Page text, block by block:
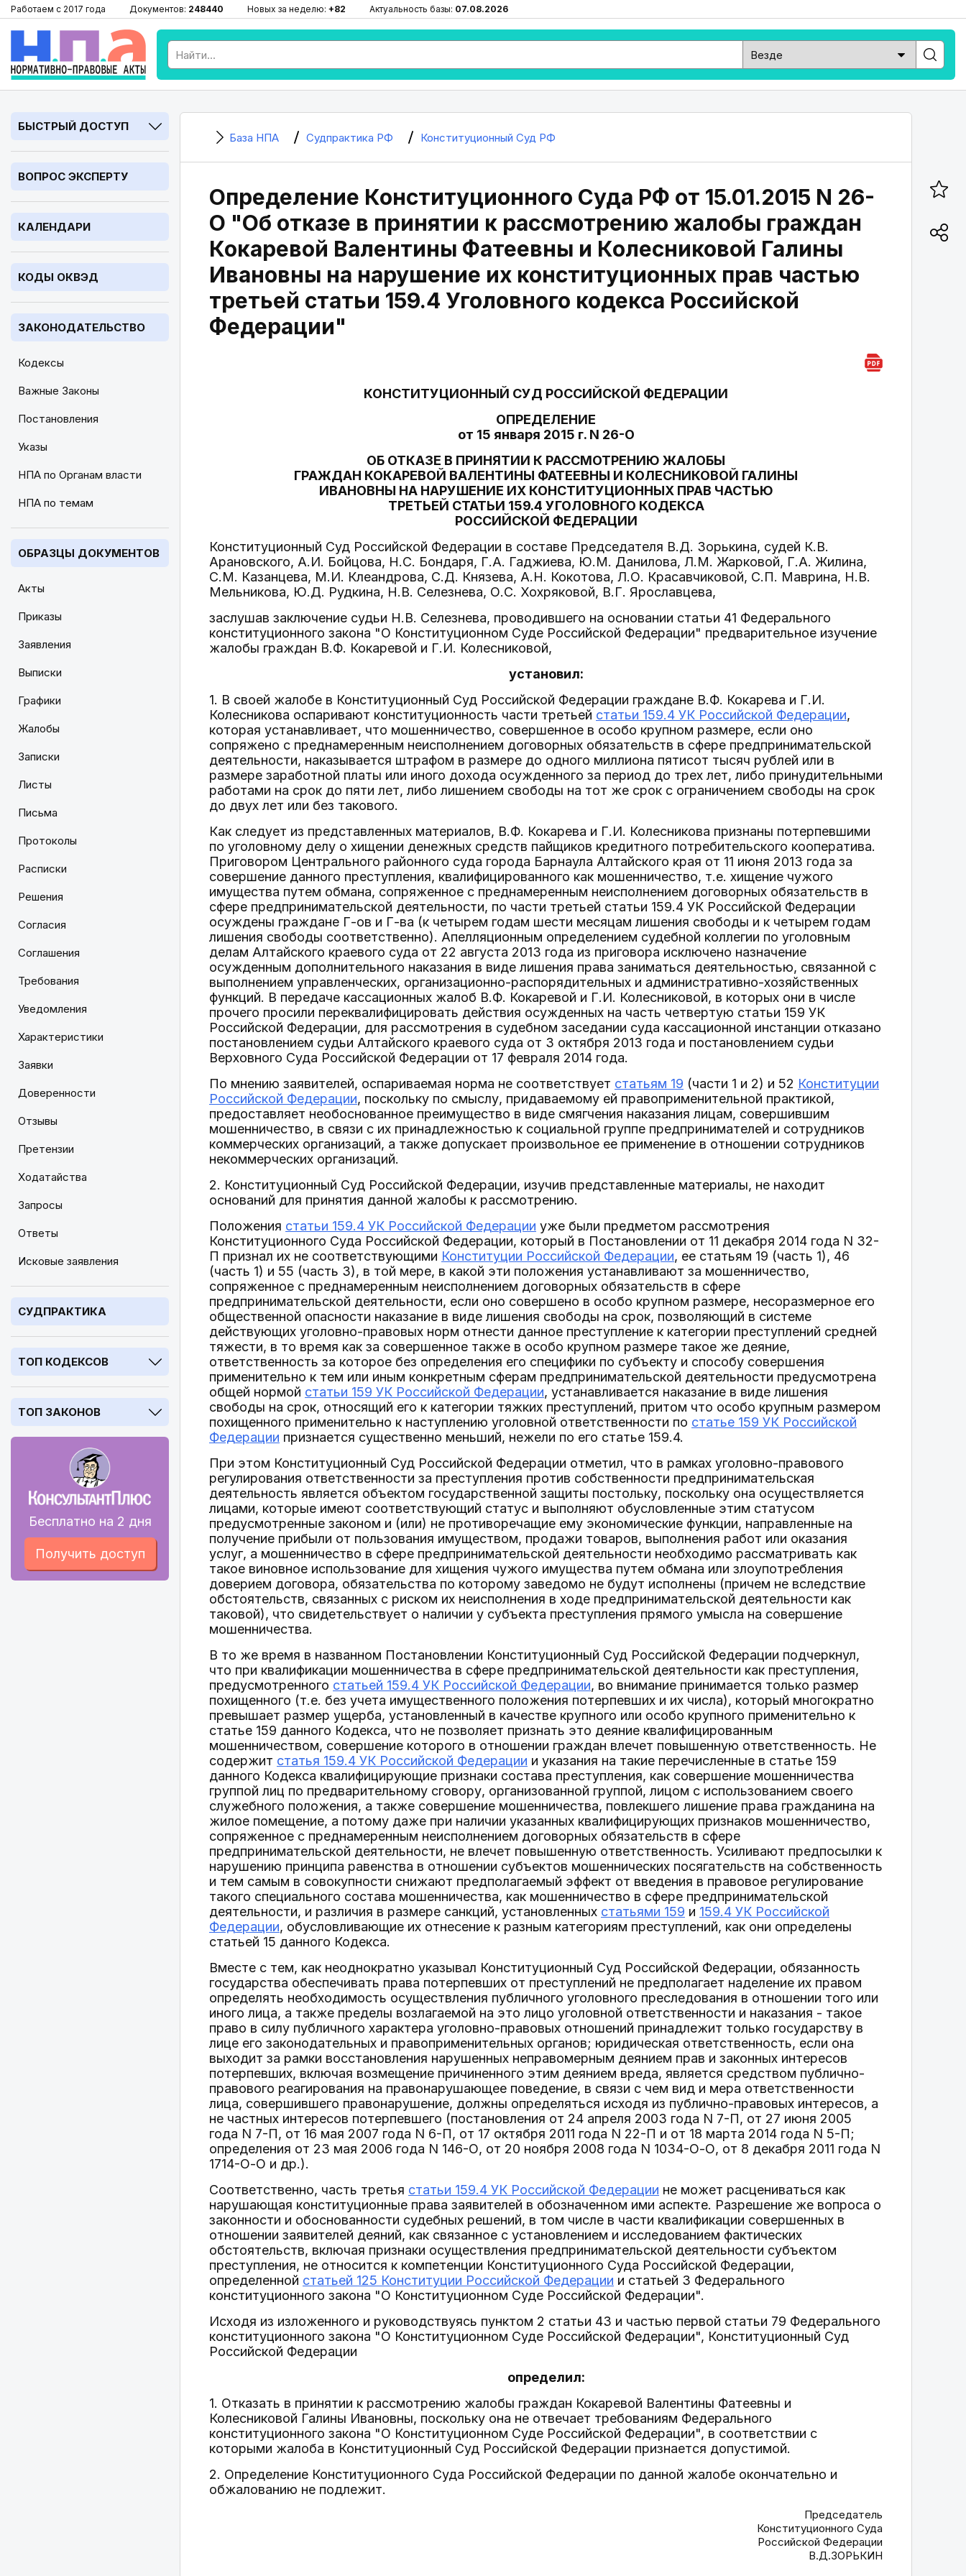
Работаем с 2017 года Документов: 248440 Новых за неделю: +82 Актуальность базы: 07.08.2026
БЫСТРЫЙ ДОСТУП
ВОПРОС ЭКСПЕРТУ
КАЛЕНДАРИ
КОДЫ ОКВЭД
ЗАКОНОДАТЕЛЬСТВО
Кодексы
Важные Законы
Постановления
Указы
НПА по Органам власти
НПА по темам
ОБРАЗЦЫ ДОКУМЕНТОВ
Акты
Приказы
Заявления
Выписки
Графики
Жалобы
Записки
Листы
Письма
Протоколы
Расписки
Решения
Согласия
Соглашения
Требования
Уведомления
Характеристики
Заявки
Доверенности
Отзывы
Претензии
Ходатайства
Запросы
Ответы
Исковые заявления
СУДПРАКТИКА
ТОП КОДЕКСОВ
ТОП ЗАКОНОВ
Бесплатно на 2 дня
Получить доступ
База НПА Судпрактика РФ Конституционный Суд РФ
Определение Конституционного Суда РФ от 15.01.2015 N 26-
О "Об отказе в принятии к рассмотрению жалобы граждан
Кокаревой Валентины Фатеевны и Колесниковой Галины
Ивановны на нарушение их конституционных прав частью
третьей статьи 159.4 Уголовного кодекса Российской
Федерации"
КОНСТИТУЦИОННЫЙ СУД РОССИЙСКОЙ ФЕДЕРАЦИИ
ОПРЕДЕЛЕНИЕ
от 15 января 2015 г. N 26-О
ОБ ОТКАЗЕ В ПРИНЯТИИ К РАССМОТРЕНИЮ ЖАЛОБЫ
ГРАЖДАН КОКАРЕВОЙ ВАЛЕНТИНЫ ФАТЕЕВНЫ И КОЛЕСНИКОВОЙ ГАЛИНЫ
ИВАНОВНЫ НА НАРУШЕНИЕ ИХ КОНСТИТУЦИОННЫХ ПРАВ ЧАСТЬЮ
ТРЕТЬЕЙ СТАТЬИ 159.4 УГОЛОВНОГО КОДЕКСА
РОССИЙСКОЙ ФЕДЕРАЦИИ
Конституционный Суд Российской Федерации в составе Председателя В.Д. Зорькина, судей К.В.
Арановского, А.И. Бойцова, Н.С. Бондаря, Г.А. Гаджиева, Ю.М. Данилова, Л.М. Жарковой, Г.А. Жилина,
С.М. Казанцева, М.И. Клеандрова, С.Д. Князева, А.Н. Кокотова, Л.О. Красавчиковой, С.П. Маврина, Н.В.
Мельникова, Ю.Д. Рудкина, Н.В. Селезнева, О.С. Хохряковой, В.Г. Ярославцева,
заслушав заключение судьи Н.В. Селезнева, проводившего на основании статьи 41 Федерального
конституционного закона "О Конституционном Суде Российской Федерации" предварительное изучение
жалобы граждан В.Ф. Кокаревой и Г.И. Колесниковой,
установил:
1. В своей жалобе в Конституционный Суд Российской Федерации граждане В.Ф. Кокарева и Г.И.
Колесникова оспаривают конституционность части третьей статьи 159.4 УК Российской Федерации,
которая устанавливает, что мошенничество, совершенное в особо крупном размере, если оно
сопряжено с преднамеренным неисполнением договорных обязательств в сфере предпринимательской
деятельности, наказывается штрафом в размере до одного миллиона пятисот тысяч рублей или в
размере заработной платы или иного дохода осужденного за период до трех лет, либо принудительными
работами на срок до пяти лет, либо лишением свободы на тот же срок с ограничением свободы на срок
до двух лет или без такового.
Как следует из представленных материалов, В.Ф. Кокарева и Г.И. Колесникова признаны потерпевшими
по уголовному делу о хищении денежных средств пайщиков кредитного потребительского кооператива.
Приговором Центрального районного суда города Барнаула Алтайского края от 11 июня 2013 года за
совершение данного преступления, квалифицированного как мошенничество, т.е. хищение чужого
имущества путем обмана, сопряженное с преднамеренным неисполнением договорных обязательств в
сфере предпринимательской деятельности, по части третьей статьи 159.4 УК Российской Федерации
осуждены граждане Г-ов и Г-ва (к четырем годам шести месяцам лишения свободы и к четырем годам
лишения свободы соответственно). Апелляционным определением судебной коллегии по уголовным
делам Алтайского краевого суда от 22 августа 2013 года из приговора исключено назначение
осужденным дополнительного наказания в виде лишения права заниматься деятельностью, связанной с
выполнением управленческих, организационно-распорядительных и административно-хозяйственных
функций. В передаче кассационных жалоб В.Ф. Кокаревой и Г.И. Колесниковой, в которых они в числе
прочего просили переквалифицировать действия осужденных на часть четвертую статьи 159 УК
Российской Федерации, для рассмотрения в судебном заседании суда кассационной инстанции отказано
постановлением судьи Алтайского краевого суда от 3 октября 2013 года и постановлением судьи
Верховного Суда Российской Федерации от 17 февраля 2014 года.
По мнению заявителей, оспариваемая норма не соответствует статьям 19 (части 1 и 2) и 52 Конституции
Российской Федерации, поскольку по смыслу, придаваемому ей правоприменительной практикой,
предоставляет необоснованное преимущество в виде смягчения наказания лицам, совершившим
мошенничество, в связи с их принадлежностью к социальной группе предпринимателей и сотрудников
коммерческих организаций, а также допускает произвольное ее применение в отношении сотрудников
некоммерческих организаций.
2. Конституционный Суд Российской Федерации, изучив представленные материалы, не находит
оснований для принятия данной жалобы к рассмотрению.
Положения статьи 159.4 УК Российской Федерации уже были предметом рассмотрения
Конституционного Суда Российской Федерации, который в Постановлении от 11 декабря 2014 года N 32-
П признал их не соответствующими Конституции Российской Федерации, ее статьям 19 (часть 1), 46
(часть 1) и 55 (часть 3), в той мере, в какой эти положения устанавливают за мошенничество,
сопряженное с преднамеренным неисполнением договорных обязательств в сфере
предпринимательской деятельности, если оно совершено в особо крупном размере, несоразмерное его
общественной опасности наказание в виде лишения свободы на срок, позволяющий в системе
действующих уголовно-правовых норм отнести данное преступление к категории преступлений средней
тяжести, в то время как за совершенное также в особо крупном размере такое же деяние,
ответственность за которое без определения его специфики по субъекту и способу совершения
применительно к тем или иным конкретным сферам предпринимательской деятельности предусмотрена
общей нормой статьи 159 УК Российской Федерации, устанавливается наказание в виде лишения
свободы на срок, относящий его к категории тяжких преступлений, притом что особо крупным размером
похищенного применительно к наступлению уголовной ответственности по статье 159 УК Российской
Федерации признается существенно меньший, нежели по его статье 159.4.
При этом Конституционный Суд Российской Федерации отметил, что в рамках уголовно-правового
регулирования ответственности за преступления против собственности предпринимательская
деятельность является объектом государственной защиты постольку, поскольку она осуществляется
лицами, которые имеют соответствующий статус и выполняют обусловленные этим статусом
предусмотренные законом и (или) не противоречащие ему экономические функции, направленные на
получение прибыли от пользования имуществом, продажи товаров, выполнения работ или оказания
услуг, а мошенничество в сфере предпринимательской деятельности необходимо рассматривать как
такое виновное использование для хищения чужого имущества путем обмана или злоупотребления
доверием договора, обязательства по которому заведомо не будут исполнены (причем не вследствие
обстоятельств, связанных с риском их неисполнения в ходе предпринимательской деятельности как
таковой), что свидетельствует о наличии у субъекта преступления прямого умысла на совершение
мошенничества.
В то же время в названном Постановлении Конституционный Суд Российской Федерации подчеркнул,
что при квалификации мошенничества в сфере предпринимательской деятельности как преступления,
предусмотренного статьей 159.4 УК Российской Федерации, во внимание принимается только размер
похищенного (т.е. без учета имущественного положения потерпевших и их числа), который многократно
превышает размер ущерба, установленный в качестве крупного или особо крупного применительно к
статье 159 данного Кодекса, что не позволяет признать это деяние квалифицированным
мошенничеством, совершение которого в отношении граждан влечет повышенную ответственность. Не
содержит статья 159.4 УК Российской Федерации и указания на такие перечисленные в статье 159
данного Кодекса квалифицирующие признаки состава преступления, как совершение мошенничества
группой лиц по предварительному сговору, организованной группой, лицом с использованием своего
служебного положения, а также совершение мошенничества, повлекшего лишение права гражданина на
жилое помещение, а потому даже при наличии указанных квалифицирующих признаков мошенничество,
сопряженное с преднамеренным неисполнением договорных обязательств в сфере
предпринимательской деятельности, не влечет повышенную ответственность. Усиливают предпосылки к
нарушению принципа равенства в отношении субъектов мошеннических посягательств на собственность
и тем самым в совокупности снижают предполагаемый эффект от введения в правовое регулирование
такого специального состава мошенничества, как мошенничество в сфере предпринимательской
деятельности, и различия в размере санкций, установленных статьями 159 и 159.4 УК Российской
Федерации, обусловливающие их отнесение к разным категориям преступлений, как они определены
статьей 15 данного Кодекса.
Вместе с тем, как неоднократно указывал Конституционный Суд Российской Федерации, обязанность
государства обеспечивать права потерпевших от преступлений не предполагает наделение их правом
определять необходимость осуществления публичного уголовного преследования в отношении того или
иного лица, а также пределы возлагаемой на это лицо уголовной ответственности и наказания - такое
право в силу публичного характера уголовно-правовых отношений принадлежит только государству в
лице его законодательных и правоприменительных органов; юридическая ответственность, если она
выходит за рамки восстановления нарушенных неправомерным деянием прав и законных интересов
потерпевших, включая возмещение причиненного этим деянием вреда, является средством публично-
правового реагирования на правонарушающее поведение, в связи с чем вид и мера ответственности
лица, совершившего правонарушение, должны определяться исходя из публично-правовых интересов, а
не частных интересов потерпевшего (постановления от 24 апреля 2003 года N 7-П, от 27 июня 2005
года N 7-П, от 16 мая 2007 года N 6-П, от 17 октября 2011 года N 22-П и от 18 марта 2014 года N 5-П;
определения от 23 мая 2006 года N 146-О, от 20 ноября 2008 года N 1034-О-О, от 8 декабря 2011 года N
1714-О-О и др.).
Соответственно, часть третья статьи 159.4 УК Российской Федерации не может расцениваться как
нарушающая конституционные права заявителей в обозначенном ими аспекте. Разрешение же вопроса о
законности и обоснованности судебных решений, в том числе в части квалификации совершенных в
отношении заявителей деяний, как связанное с установлением и исследованием фактических
обстоятельств, включая признаки осуществления предпринимательской деятельности субъектом
преступления, не относится к компетенции Конституционного Суда Российской Федерации,
определенной статьей 125 Конституции Российской Федерации и статьей 3 Федерального
конституционного закона "О Конституционном Суде Российской Федерации".
Исходя из изложенного и руководствуясь пунктом 2 статьи 43 и частью первой статьи 79 Федерального
конституционного закона "О Конституционном Суде Российской Федерации", Конституционный Суд
Российской Федерации
определил:
1. Отказать в принятии к рассмотрению жалобы граждан Кокаревой Валентины Фатеевны и
Колесниковой Галины Ивановны, поскольку она не отвечает требованиям Федерального
конституционного закона "О Конституционном Суде Российской Федерации", в соответствии с
которыми жалоба в Конституционный Суд Российской Федерации признается допустимой.
2. Определение Конституционного Суда Российской Федерации по данной жалобе окончательно и
обжалованию не подлежит.
Председатель
Конституционного Суда
Российской Федерации
В.Д.ЗОРЬКИН